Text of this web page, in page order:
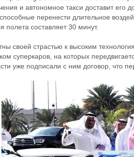
и автономное такси доставит
перенести длительное
полета составляет 30 минут.
своей страстью к высоким
суперкаров, на которых
уже подписали с ним договор, что